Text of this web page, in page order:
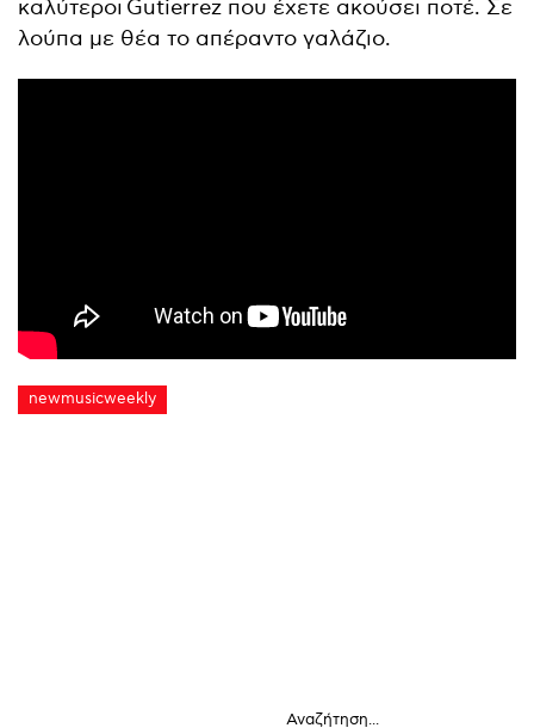
καλύτεροι Gutierrez που έχετε ακούσει ποτέ. Σε
λούπα με θέα το απέραντο γαλάζιο.
newmusicweekly